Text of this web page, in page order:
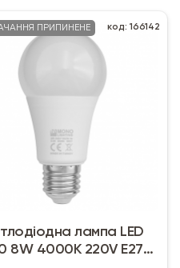
ПРИПИНЕНЕ код: 166142
лампа LED
8W 4000K 220V E27